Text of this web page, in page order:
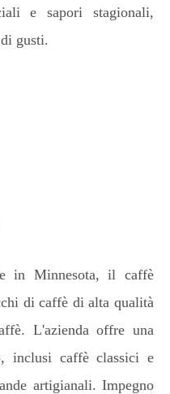
e sapori stagionali,
gusti.
in Minnesota, il caffè
di caffè di alta qualità
L'azienda offre una
inclusi caffè classici e
artigianali. Impegno